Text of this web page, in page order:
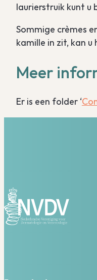
laurierstruik kunt u
Sommige crèmes
kamille in zit, kan
Meer
Er is een folder ‘